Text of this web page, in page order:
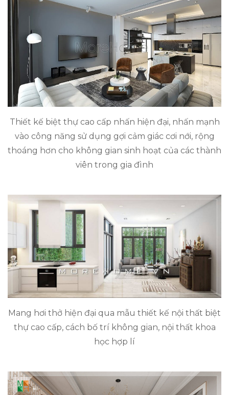
Thiết kế biệt thự cao cấp nhấn hiện đại, nhấn mạnh
vào công năng sử dụng gợi cảm giác cơi nới, rộng
thoáng hơn cho không gian sinh hoạt của các thành
viên trong gia đình
Mang hơi thở hiện đại qua mẫu thiết kế nội thất biệt
thự cao cấp, cách bố trí không gian, nội thất khoa
học hợp lí